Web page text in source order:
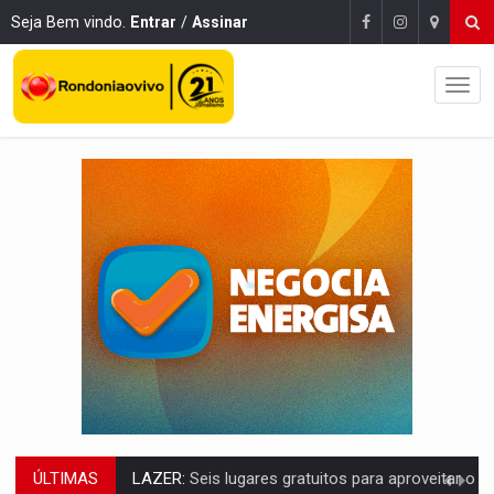
Seja Bem vindo. Entrar / Assinar
ÚLTIMAS VÍDEO:FTICCO e Força Tática prendem membro do CV com arma e drogas